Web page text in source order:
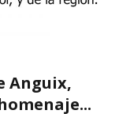
Anguix,